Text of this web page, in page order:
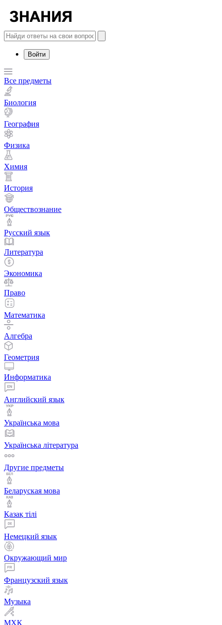
Войти
Все предметы
Биология
География
Физика
Химия
История
Обществознание
Русский язык
Литература
Экономика
Право
Математика
Алгебра
Геометрия
Информатика
Английский язык
Українська мова
Українська література
Другие предметы
Беларуская мова
Қазақ тiлi
Немецкий язык
Окружающий мир
Французский язык
Музыка
МХК